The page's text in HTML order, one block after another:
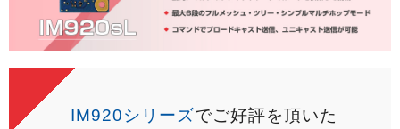
IM920シリーズでご好評を頂いた